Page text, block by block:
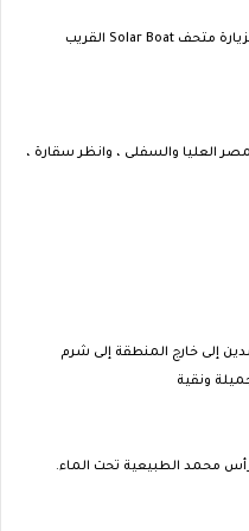
بعد التقاط أكبر عدد ممكن من الصور ، قم بزيارة متحف Solar Boat القريب
العليا والسفلى ، وانظر سقارة ،
إلى خارج المنطقة إلى شرم
ونقية
محمد الطبيعية تحت الماء.